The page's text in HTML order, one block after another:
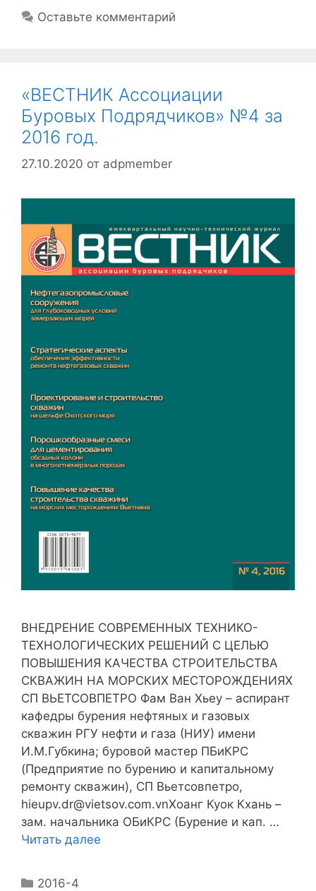
Оставьте комментарий
«ВЕСТНИК Ассоциации
Буровых Подрядчиков» №4 за
2016 год.
27.10.2020 от adpmember
ВНЕДРЕНИЕ СОВРЕМЕННЫХ ТЕХНИКО-
ТЕХНОЛОГИЧЕСКИХ РЕШЕНИЙ С ЦЕЛЬЮ
ПОВЫШЕНИЯ КАЧЕСТВА СТРОИТЕЛЬСТВА
СКВАЖИН НА МОРСКИХ МЕСТОРОЖДЕНИЯХ
СП ВЬЕТСОВПЕТРО Фам Ван Хьеу – аспирант
кафедры бурения нефтяных и газовых
скважин РГУ нефти и газа (НИУ) имени
И.М.Губкина; буровой мастер ПБиКРС
(Предприятие по бурению и капитальному
ремонту скважин), СП Вьетсовпетро,
hieupv.dr@vietsov.com.vnХоанг Куок Кхань –
зам. начальника ОБиКРС (Бурение и кап. …
Читать далее
2016-4